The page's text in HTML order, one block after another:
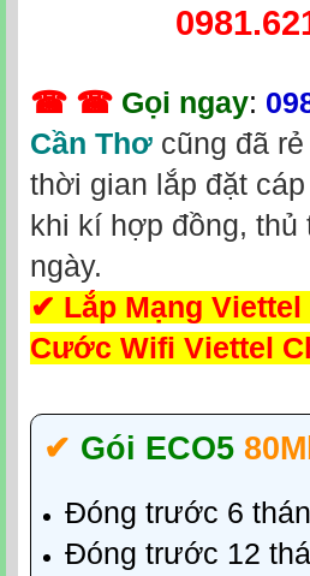
☎ ☎ Gọi ngay:
Cần Thơ cũng đã
thời gian lắp đặt
khi kí hợp đồng, thủ
ngày.
✔ Lắp Mạng
Cước Wifi Viettel
✔‎ Gói ECO5
Đóng trước 6
Đóng trước 12